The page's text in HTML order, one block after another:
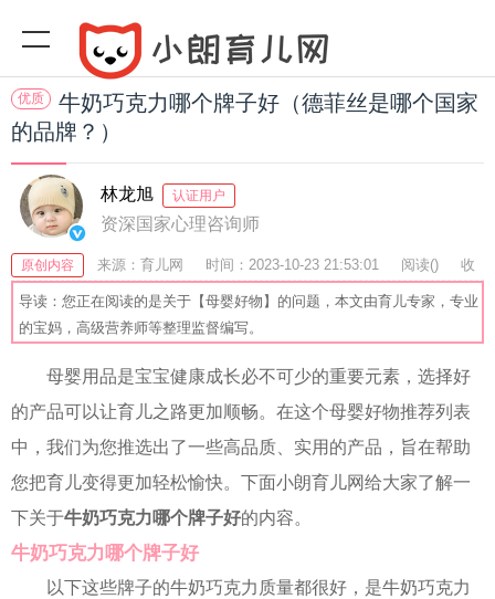
优质
牛奶巧克力哪个牌子好（德菲丝是哪个国家
的品牌？）
林龙旭 认证用户
资深国家心理咨询师
原创内容 来源：育儿网 时间：2023-10-23 21:53:01 阅读() 收
藏：39 分享：56 爆
导读：您正在阅读的是关于【母婴好物】的问题，本文由育儿专家，专业
的宝妈，高级营养师等整理监督编写。
母婴用品是宝宝健康成长必不可少的重要元素，选择好
的产品可以让育儿之路更加顺畅。在这个母婴好物推荐列表
中，我们为您推选出了一些高品质、实用的产品，旨在帮助
您把育儿变得更加轻松愉快。下面小朗育儿网给大家了解一
下关于牛奶巧克力哪个牌子好的内容。
牛奶巧克力哪个牌子好
以下这些牌子的牛奶巧克力质量都很好，是牛奶巧克力